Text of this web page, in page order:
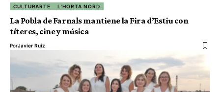
CULTURARTE L'HORTA NORD
La Pobla de Farnals mantiene la Fira d’Estiu con
títeres, cine y música
PorJavier Ruiz